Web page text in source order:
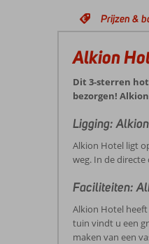
Prijzen &
Alkion
Dit 3-sterren
bezorgen!
Ligging:
Alkion Hotel ligt
weg. In de
Faciliteiten:
Alkion Hotel
tuin vindt u een
maken van een